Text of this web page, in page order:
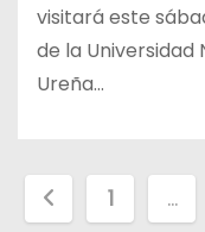
visitará este
de la Universidad
Ureña…
1 …